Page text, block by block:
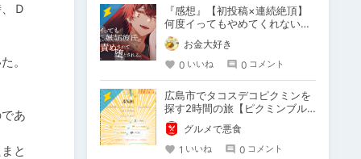
Ｄ
。
あ
と
『感想』【初投稿×連続絶頂】
何度イってもやめてくれない嫉
妬彼氏に激責めされて堕とされ
る。お金大好き
0 いいね 0 コメント
広島市でタコスデコピクミンを
探す2時間の旅【ピクミンブル
ーム / Pikmin Bloom】
グルメで悪食
1 いいね 0 コメント